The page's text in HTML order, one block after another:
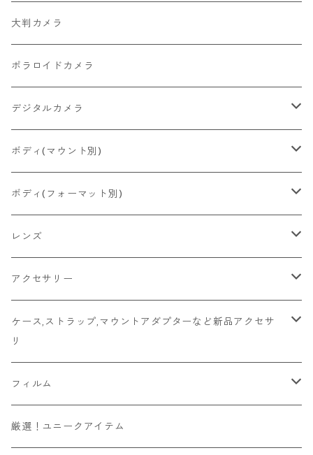
2026/06/28
2026/06/27
2026/06/24
2026/06/23
2026/06/21
2026/06/12
2026/06/11
2026/06/10
OLYMPUS
MINOLTA
CONTAX
Konica
Ricoh
Mamiya
京セラ
FUJIFILM
Leica
その他舶来
その他国産
PENTAX
FUJIFILM
RICOH
Minolta
Konica
Leica
Rollei
OLYMPUS
YASHICA
CONTAX
京セラ
Nikon
Canon
Zeiss Ikon
舶来その他
国産その他
Mamiya
PENTAX
FUJIFILM
Bronica
CONTAX
HASSELBLAD
Rollei
PLAUBEL
Voigtlander
ZEISSIKON
ZENZA BRONICA
大判カメラ
ポラロイドカメラ
デジタルカメラ
一眼レフ
ミラーレス一眼
コンパクト
ボディ(マウント別)
Fマウント
FDマウント
SR/MDマウント
OMマウント
Kマウント
M42マウント
Y/Cマウント
ボディ(フォーマット別)
ハーフサイズ
フルサイズ
6x4.5
6x6
6x7
6x9
レンズ
Fマウント
FDマウント
SR/MDマウント
OMマウント
Kマウント
アクセサリー
キャップ
フード
マウントアダプター
ビューファインダー/交換ファインダー
ケース,ストラップ,マウントアダプターなど新品アクセサ
リ
マウントアダプター
ソニーEマウントボディ用
ハンドメイド
フィルム
135フィルム
厳選！ユニークアイテム